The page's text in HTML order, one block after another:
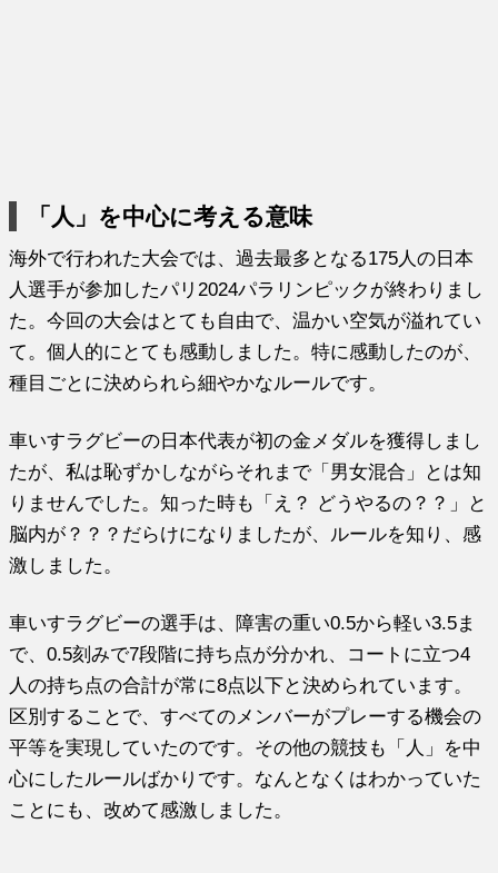
「人」を中心に考える意味
海外で行われた大会では、過去最多となる175人の日本
人選手が参加したパリ2024パラリンピックが終わりまし
た。今回の大会はとても自由で、温かい空気が溢れてい
て。個人的にとても感動しました。特に感動したのが、
種目ごとに決められら細やかなルールです。
車いすラグビーの日本代表が初の金メダルを獲得しまし
たが、私は恥ずかしながらそれまで「男女混合」とは知
りませんでした。知った時も「え？ どうやるの？？」と
脳内が？？？だらけになりましたが、ルールを知り、感
激しました。
車いすラグビーの選手は、障害の重い0.5から軽い3.5ま
で、0.5刻みで7段階に持ち点が分かれ、コートに立つ4
人の持ち点の合計が常に8点以下と決められています。
区別することで、すべてのメンバーがプレーする機会の
平等を実現していたのです。その他の競技も「人」を中
心にしたルールばかりです。なんとなくはわかっていた
ことにも、改めて感激しました。